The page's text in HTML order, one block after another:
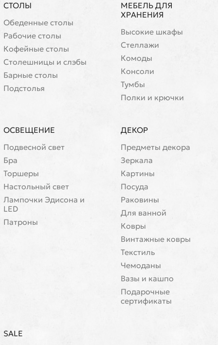
СТОЛЫ
Обеденные столы
Рабочие столы
Кофейные столы
Cтолешницы и слэбы
Барные столы
Подстолья
МЕБЕЛЬ ДЛЯ
ХРАНЕНИЯ
Высокие шкафы
Стеллажи
Комоды
Консоли
Тумбы
Полки и крючки
ОСВЕЩЕНИЕ
Подвесной свет
Бра
Торшеры
Настольный свет
Лампочки Эдисона и
LED
Патроны
ДЕКОР
Предметы декора
Зеркала
Картины
Посуда
Раковины
Для ванной
Ковры
Винтажные ковры
Текстиль
Чемоданы
Вазы и кашпо
Подарочные
сертификаты
SALE